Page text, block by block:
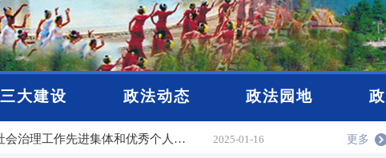
三大建设 政法动态 政法园地
2025-01-16
点赞！2024年西双版纳州基层社会治理工作先进集体和优秀个人名单公布 更多